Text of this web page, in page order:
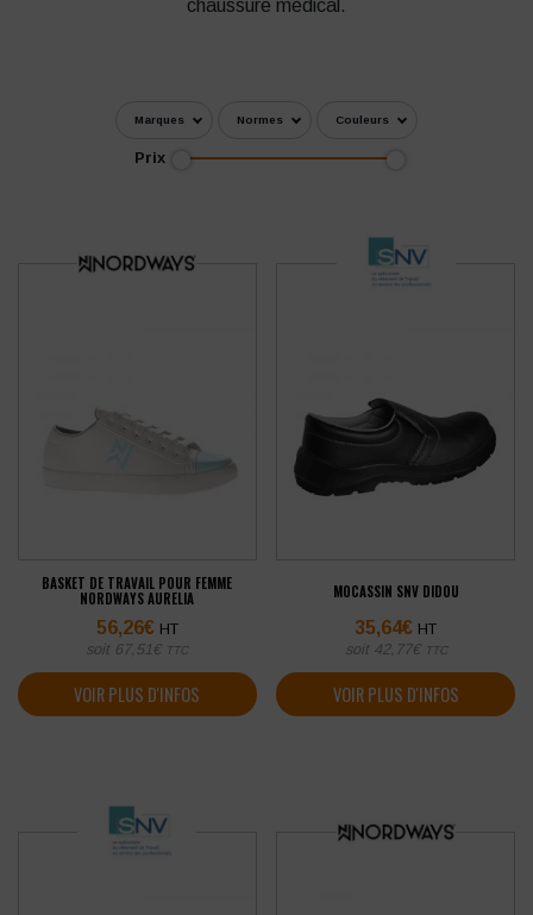
chaussure médical.
Marques Normes Couleurs
Prix
BASKET DE TRAVAIL POUR FEMME
NORDWAYS AURELIA
56,26€ HT
soit 67,51 € TTC
VOIR PLUS D'INFOS
MOCASSIN SNV DIDOU
35,64€ HT
soit 42,77€ TTC
VOIR PLUS D'INFOS